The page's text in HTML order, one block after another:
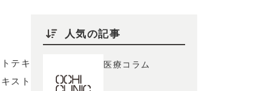
テキ
スト
人気の記事
医療コラム